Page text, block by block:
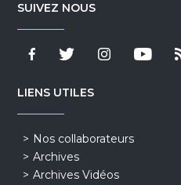
SUIVEZ NOUS
LIENS UTILES
Nos collaborateurs
Archives
Archives Vidéos